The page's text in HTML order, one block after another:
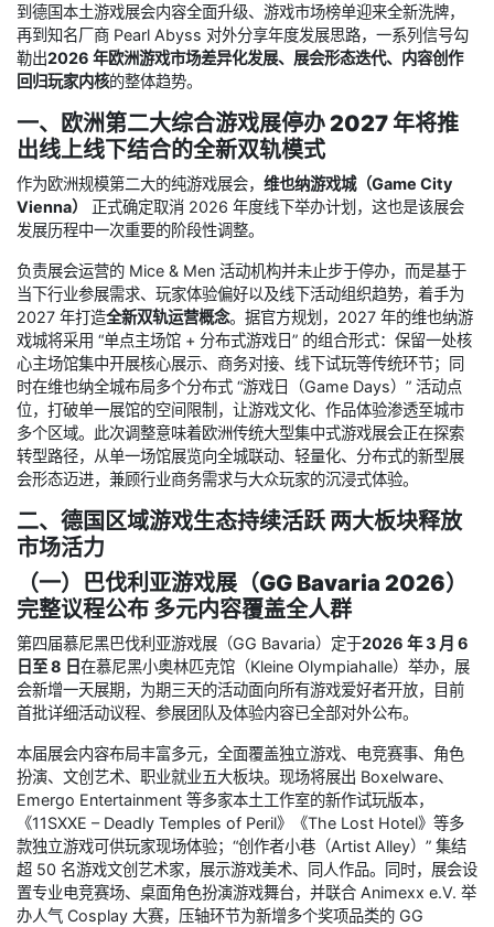
到德国本土游戏展会内容全面升级、游戏市场榜单迎来全新洗牌，
再到知名厂商 Pearl Abyss 对外分享年度发展思路，一系列信号勾
勒出2026 年欧洲游戏市场差异化发展、展会形态迭代、内容创作
回归玩家内核的整体趋势。
一、欧洲第二大综合游戏展停办 2027 年将推
出线上线下结合的全新双轨模式
作为欧洲规模第二大的纯游戏展会， 维也纳游戏城（Game City
Vienna）
正式确定取消 2026 年度线下举办计划，这也是该展会
发展历程中一次重要的阶段性调整。
负责展会运营的 Mice & Men 活动机构并未止步于停办，而是基于
当下行业参展需求、玩家体验偏好以及线下活动组织趋势，着手为
2027 年打造全新双轨运营概念。据官方规划，2027 年的维也纳游
戏城将采用 “单点主场馆 + 分布式游戏日” 的组合形式：保留一处核
心主场馆集中开展核心展示、商务对接、线下试玩等传统环节；同
时在维也纳全城布局多个分布式 “游戏日（Game Days）” 活动点
位，打破单一展馆的空间限制，让游戏文化、作品体验渗透至城市
多个区域。此次调整意味着欧洲传统大型集中式游戏展会正在探索
转型路径，从单一场馆展览向全城联动、轻量化、分布式的新型展
会形态迈进，兼顾行业商务需求与大众玩家的沉浸式体验。
二、德国区域游戏生态持续活跃 两大板块释放
市场活力
（一）巴伐利亚游戏展（GG Bavaria 2026）
完整议程公布 多元内容覆盖全人群
第四届慕尼黑巴伐利亚游戏展（GG Bavaria）定于2026 年 3 月 6
日至 8 日在慕尼黑小奥林匹克馆（Kleine Olympiahalle）举办，展
会新增一天展期，为期三天的活动面向所有游戏爱好者开放，目前
首批详细活动议程、参展团队及体验内容已全部对外公布。
本届展会内容布局丰富多元，全面覆盖独立游戏、电竞赛事、角色
扮演、文创艺术、职业就业五大板块。现场将展出 Boxelware、
Emergo Entertainment 等多家本土工作室的新作试玩版本，
《11SXXE – Deadly Temples of Peril》《The Lost Hotel》等多
款独立游戏可供玩家现场体验；“创作者小巷（Artist Alley）” 集结
超 50 名游戏文创艺术家，展示游戏美术、同人作品。同时，展会设
置专业电竞赛场、桌面角色扮演游戏舞台，并联合 Animexx e.V. 举
办人气 Cosplay 大赛，压轴环节为新增多个奖项品类的 GG